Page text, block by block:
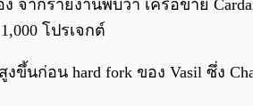
ง จากรายงานพบว่า เครือข่าย
โปรเจกต์
ขึ้นก่อน hard fork ของ Vasil ซึ่ง